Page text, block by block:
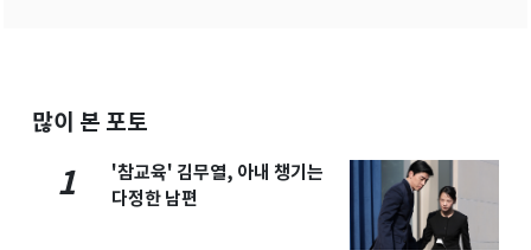
많이 본 포토
1
'참교육' 김무열, 아내 챙기는
다정한 남편